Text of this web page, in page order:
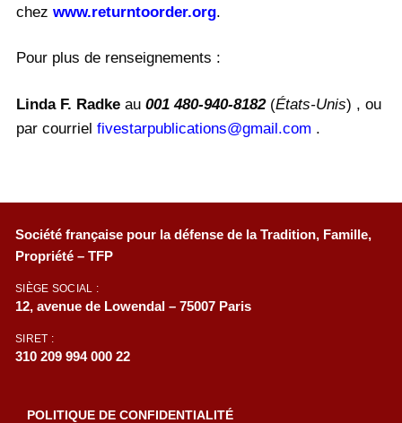
chez www.returntoorder.org.
Pour plus de renseignements :
Linda F. Radke au 001 480-940-8182(États-Unis) , ou
par courriel fivestarpublications@gmail.com .
Société française pour la défense de la Tradition, Famille,
Propriété – TFP
SIÈGE SOCIAL :
12, avenue de Lowendal – 75007 Paris
SIRET :
310 209 994 000 22
POLITIQUE DE CONFIDENTIALITÉ